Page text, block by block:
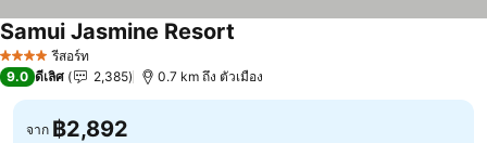
4 ดาว รีสอร์ท
Samui Jasmine Resort
9.0 ดีเลิศ 2,385 0.7 km ถึง ตัวเมือง
จาก ฿2,892